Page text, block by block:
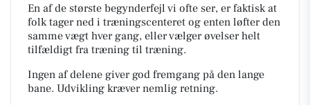
En af de største begynderfejl vi ofte ser, er faktisk at
folk tager ned i træningscenteret og enten løfter den
samme vægt hver gang, eller vælger øvelser helt
tilfældigt fra træning til træning.
Ingen af delene giver god fremgang på den lange
bane. Udvikling kræver nemlig retning.